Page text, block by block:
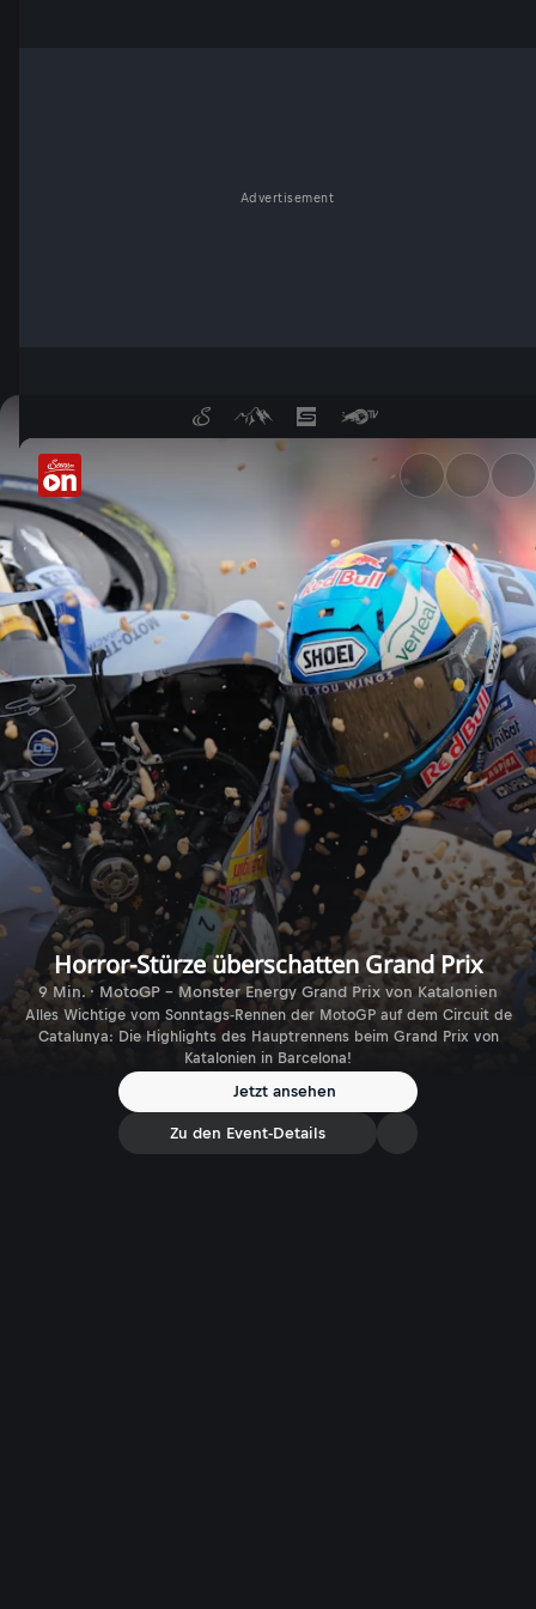
Advertisement
Grand Prix von Katalonien:
Horror-Stürze überschatten Grand Prix
9 Min. · MotoGP - Monster Energy Grand Prix von Katalonien
Alles Wichtige vom Sonntags-Rennen der MotoGP auf dem Circuit de
Catalunya: Die Highlights des Hauptrennens beim Grand Prix von
Katalonien in Barcelona!
Jetzt ansehen
Zu den Event-Details